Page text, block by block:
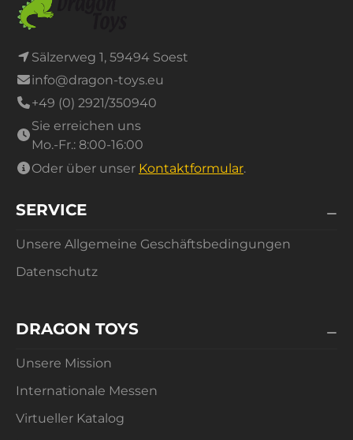
Druckknöpfen befestigt und können für eine
einfache Lagerung schnell abmontiert werden.
Wurfspiele mit Bohnensäcken oder
Schusstraining mit einem Fußball.
Dieses Fangnetz ist ein Must-have für Schulen,
Vereine und Freizeitaktivitäten. Egal ob Kinder ihre
Spaß haben möchten – dieses Netz ist immer eine
Ab 3 Jahren.
Sälzerweg 1, 59494 Soest
info@dragon-toys.eu
+49 (0) 2921/350940
Sie erreichen uns
Mo.-Fr.: 8:00-16:00
Oder über unser Kontaktformular.
SERVICE
Unsere Allgemeine Geschäftsbedingungen
Datenschutz
DRAGON TOYS
Unsere Mission
Internationale Messen
Virtueller Katalog